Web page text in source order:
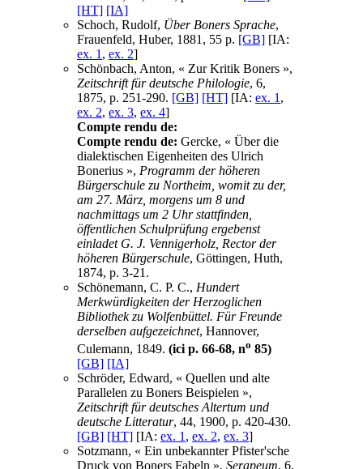
[HT] [IA]
Schoch, Rudolf, Über Boners Sprache,
Frauenfeld, Huber, 1881, 55 p. [GB] [IA:
ex. 1 , ex. 2]
Schönbach, Anton, « Zur Kritik Boners »,
Zeitschrift für deutsche Philologie, 6,
1875, p. 251-290. [GB] [HT] [IA: ex. 1 ,
ex. 2, ex. 3, ex. 4]
Compte rendu de:
Compte rendu de: Gercke, « Über die
dialektischen Eigenheiten des Ulrich
Bonerius », Programm der höheren
Bürgerschule zu Northeim, womit zu der,
am 27. März, morgens um 8 und
nachmittags um 2 Uhr stattfinden,
öffentlichen Schulprüfung ergebenst
einladet G. J. Vennigerholz, Rector der
höheren Bürgerschule, Göttingen, Huth,
1874, p. 3-21.
Schönemann, C. P. C., Hundert
Merkwürdigkeiten der Herzoglichen
Bibliothek zu Wolfenbüttel. Für Freunde
derselben aufgezeichnet, Hannover,
Culemann, 1849. (ici p. 66-68, no 85)
[GB] [IA]
Schröder, Edward, « Quellen und alte
Parallelen zu Boners Beispielen »,
Zeitschrift für deutsches Altertum und
deutsche Litteratur, 44, 1900, p. 420-430.
[GB] [HT] [IA: ex. 1, ex. 2, ex. 3]
Sotzmann, « Ein unbekannter Pfister'sche
Druck von Boners Fabeln », Serapeum, 6,